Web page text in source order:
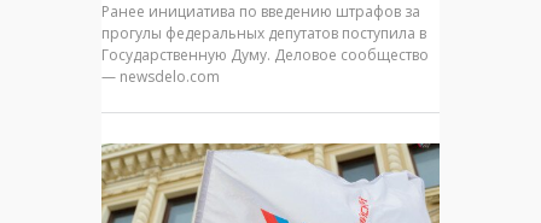
Ранее инициатива по введению штрафов за
прогулы федеральных депутатов поступила в
Государственную Думу. Деловое сообщество
— newsdelo.com